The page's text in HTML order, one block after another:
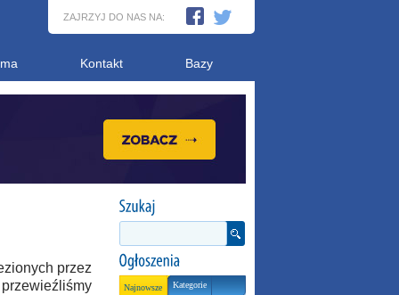
ZAJRZYJ DO NAS NA:
Kontakt Bazy
Najnowsze Kategorie
przez